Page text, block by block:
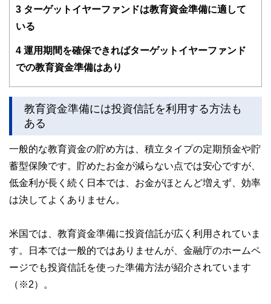
3 ターゲットイヤーファンドは教育資金準備に適して
いる
4 運用期間を確保できればターゲットイヤーファンド
での教育資金準備はあり
教育資金準備には投資信託を利用する方法も
ある
一般的な教育資金の貯め方は、積立タイプの定期預金や貯
蓄型保険です。貯めたお金が減らない点では安心ですが、
低金利が長く続く日本では、お金がほとんど増えず、効率
は決してよくありません。
米国では、教育資金準備に投資信託が広く利用されていま
す。日本では一般的ではありませんが、金融庁のホームペ
ージでも投資信託を使った準備方法が紹介されています
（※2）。